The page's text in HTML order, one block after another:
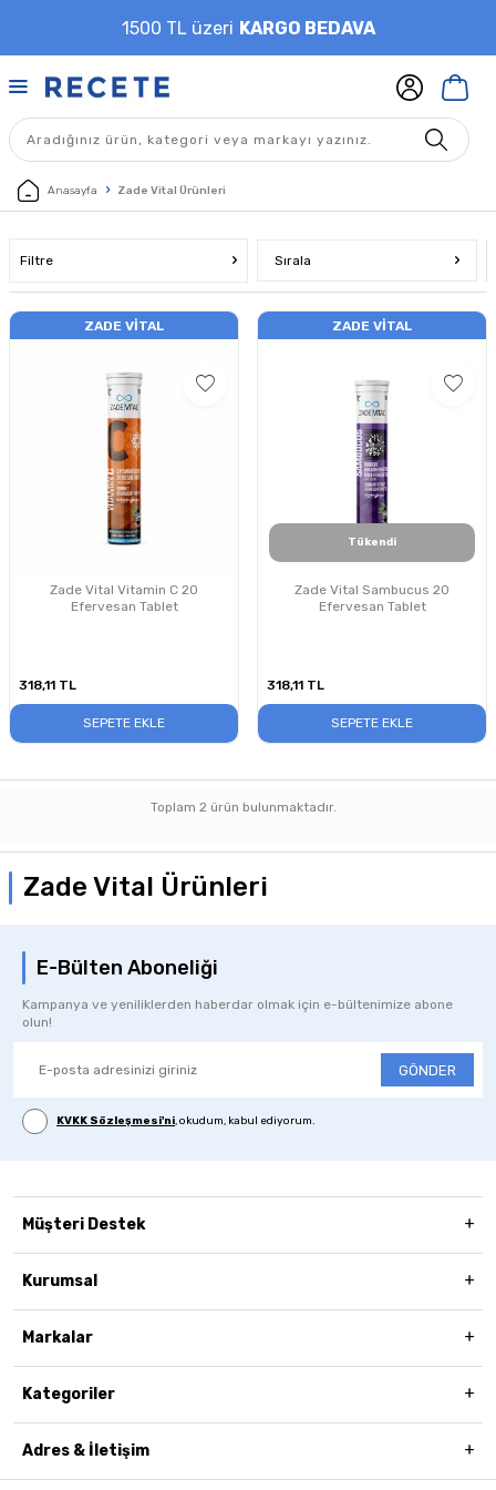
1500 TL üzeri KARGO BEDAVA
Anasayfa Zade Vital Ürünleri
Filtre Sırala
ZADE VITAL
Zade Vital Vitamin C 20
Efervesan Tablet
318,11 TL
SEPETE EKLE
ZADE VITAL
Tükendi
Zade Vital Sambucus 20
Efervesan Tablet
318,11 TL
SEPETE EKLE
Toplam 2 ürün bulunmaktadır.
Zade Vital Ürünleri
E-Bülten Aboneliği
Kampanya ve yeniliklerden haberdar olmak için e-bültenimize abone
olun!
GÖNDER
KVKK Sözleşmesi'ni, okudum, kabul ediyorum.
Müşteri Destek
Kurumsal
Markalar
Kategoriler
Adres & İletişim